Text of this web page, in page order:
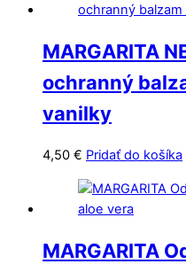
MARGARITA
ochranný
vanilky
4,50 € Pridať do košíka
MARGARITA